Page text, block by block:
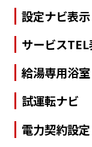
設定ナビ表示
サービス
給湯専用浴
試運転ナビ
電力契約設定